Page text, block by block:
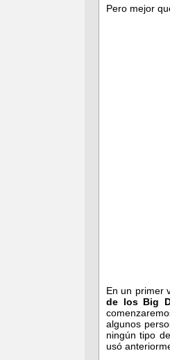
Pero mejor
En un primer
de los Big
algunos
ningún tipo
usó